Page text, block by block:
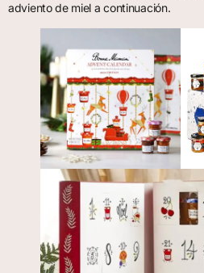
adviento de miel a continuación.